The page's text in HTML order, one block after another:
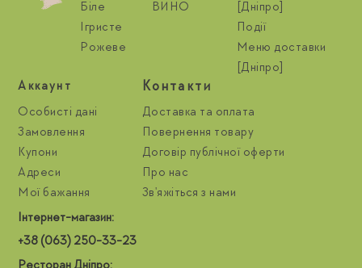
Біле
Ігристе
Рожеве
ВИНО
[Дніпро]
Події
Меню доставки
[Дніпро]
Aккаунт
Особисті дані
Замовлення
Купони
Адреси
Мої бажання
Контакти
Доставка та оплата
Повернення товару
Договір публічної оферти
Про нас
Зв'яжіться з нами
Інтернет-магазин:
+38 (063) 250-33-23